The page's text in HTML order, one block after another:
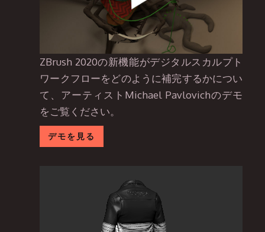
ZBrush 2020の新機能がデジタルスカルプト
ワークフローをどのように補完するかについ
て、アーティストMichael Pavlovichのデモ
をご覧ください。
デモを見る